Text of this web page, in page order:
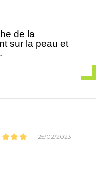
de la
sur la peau et
25/02/2023